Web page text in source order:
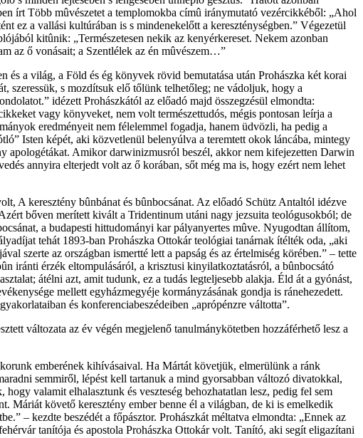
írt Több mûvészetet a templomokba címû iránymutató vezércikkéből: „Ahol
ez a vallási kultúrában is s mindenekelőtt a kereszténységben.” Végezetül
kitûnik: „Természetesen nekik az kenyérkereset. Nekem azonban
az ő vonásait; a Szentlélek az én mûvészem…”
és a világ, a Föld és ég könyvek rövid bemutatása után Prohászka két korai
szeressük, s mozdítsuk elő tőlünk telhetőleg; ne vádoljuk, hogy a
idézett Prohászkától az előadó majd összegzésül elmondta:
vagy könyveket, nem volt természettudós, mégis pontosan leírja a
eredményeit nem félelemmel fogadja, hanem üdvözli, ha pedig a
Isten képét, aki közvetlenül belenyúlva a teremtett okok láncába, mintegy
apologétákat. Amikor darwinizmusról beszél, akkor nem kifejezetten Darwin
annyira elterjedt volt az ő korában, sőt még ma is, hogy ezért nem lehet
A keresztény bûnbánat és bûnbocsánat. Az előadó Schütz Antaltól idézve
bőven merített kivált a Tridentinum utáni nagy jezsuita teológusokból; de
a budapesti hittudományi kar pályanyertes mûve. Nyugodtan állítom,
tehát 1893-ban Prohászka Ottokár teológiai tanárnak ítélték oda, „aki
szerte az országban ismertté lett a papság és az értelmiség körében.” – tette
iránti érzék eltompulásáról, a krisztusi kinyilatkoztatásról, a bûnbocsátó
átélni azt, amit tudunk, ez a tudás legteljesebb alakja. Éld át a gyónást,
mellett egyházmegyéje kormányzásának gondja is ránehezedett.
és konferenciabeszédeiben „aprópénzre váltotta”.
változata az év végén megjelenő tanulmánykötetben hozzáférhető lesz a
emberének kihívásaival. Ha Mártát követjük, elmerülünk a ránk
semmiről, lépést kell tartanuk a mind gyorsabban változó divatokkal,
valamit elhalasztunk és veszteség behozhatatlan lesz, pedig fel sem
Máriát követő keresztény ember benne él a világban, de ki is emelkedik
– kezdte beszédét a főpásztor. Prohászkát méltatva elmondta: „Ennek az
tanítója és apostola Prohászka Ottokár volt. Tanító, aki segít eligazítani